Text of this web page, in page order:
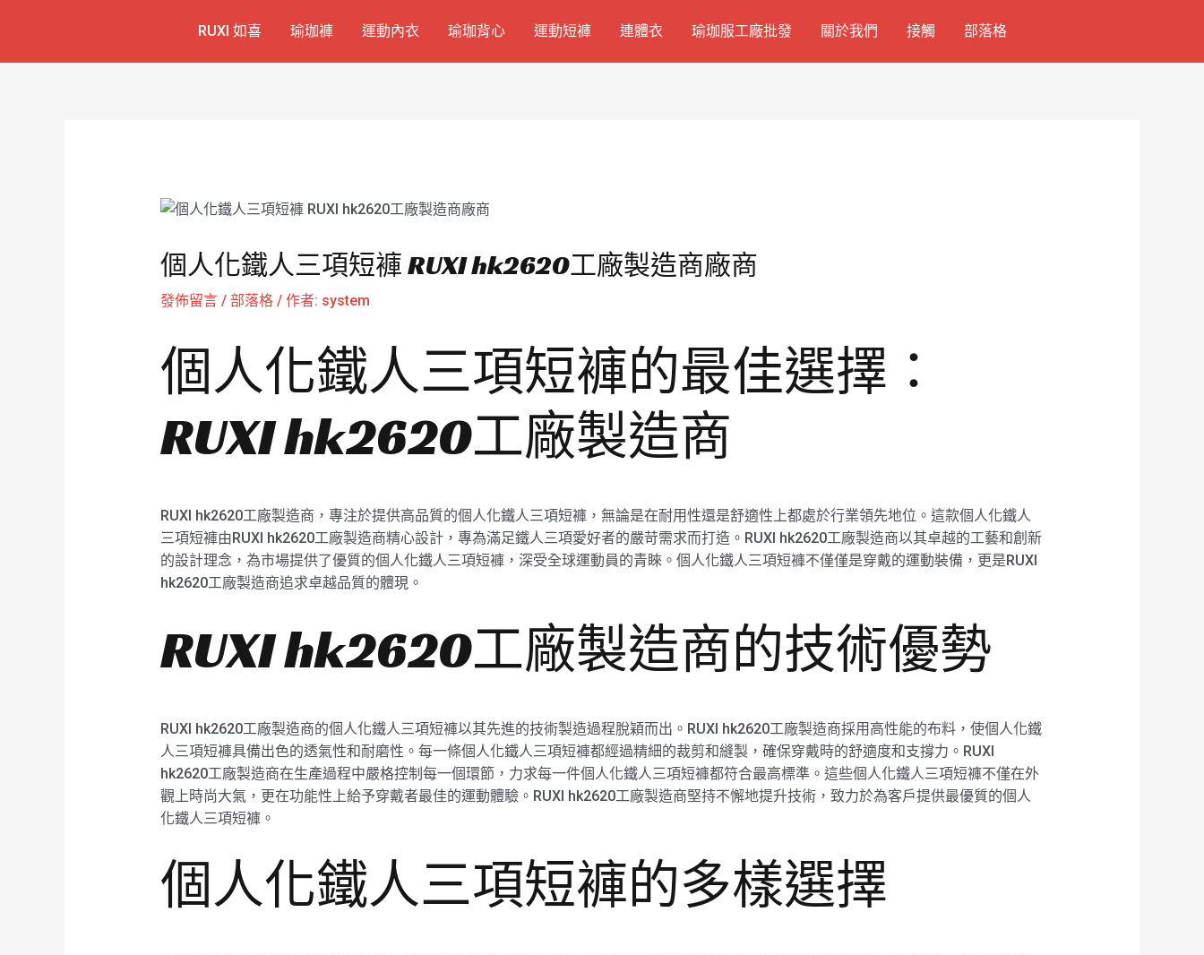
RUXI 如喜 瑜珈褲 運動內衣 瑜珈背心 運動短褲 連體衣 瑜珈服工廠批發 關於我們 接觸 部落格
個人化鐵人三項短褲 RUXI hk2620工廠製造商廠商
發佈留言 / 部落格/ 作者: system
個人化鐵人三項短褲的最佳選擇：
RUXI hk2620工廠製造商
RUXI hk2620工廠製造商，專注於提供高品質的個人化鐵人三項短褲，無論是在耐用性還是舒適性上都處於行業領先地位。這款個人化鐵人
三項短褲由RUXI hk2620工廠製造商精心設計，專為滿足鐵人三項愛好者的嚴苛需求而打造。RUXI hk2620工廠製造商以其卓越的工藝和創新
的設計理念，為市場提供了優質的個人化鐵人三項短褲，深受全球運動員的青睞。個人化鐵人三項短褲不僅僅是穿戴的運動裝備，更是RUXI
hk2620工廠製造商追求卓越品質的體現。
RUXI hk2620工廠製造商的技術優勢
RUXI hk2620工廠製造商的個人化鐵人三項短褲以其先進的技術製造過程脫穎而出。RUXI hk2620工廠製造商採用高性能的布料，使個人化鐵
人三項短褲具備出色的透氣性和耐磨性。每一條個人化鐵人三項短褲都經過精細的裁剪和縫製，確保穿戴時的舒適度和支撐力。RUXI
hk2620工廠製造商在生產過程中嚴格控制每一個環節，力求每一件個人化鐵人三項短褲都符合最高標準。這些個人化鐵人三項短褲不僅在外
觀上時尚大氣，更在功能性上給予穿戴者最佳的運動體驗。RUXI hk2620工廠製造商堅持不懈地提升技術，致力於為客戶提供最優質的個人
化鐵人三項短褲。
個人化鐵人三項短褲的多樣選擇